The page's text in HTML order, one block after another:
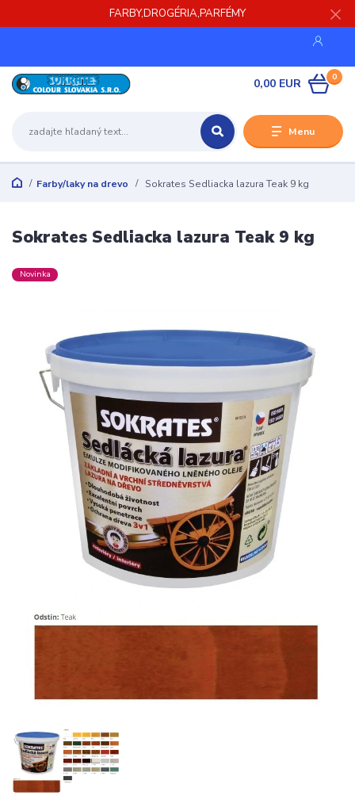
FARBY,DROGÉRIA,PARFÉMY
Menu
0
0,00 EUR
Farby/laky na drevo Sokrates Sedliacka lazura Teak 9 kg
Sokrates Sedliacka lazura Teak 9 kg
Novinka